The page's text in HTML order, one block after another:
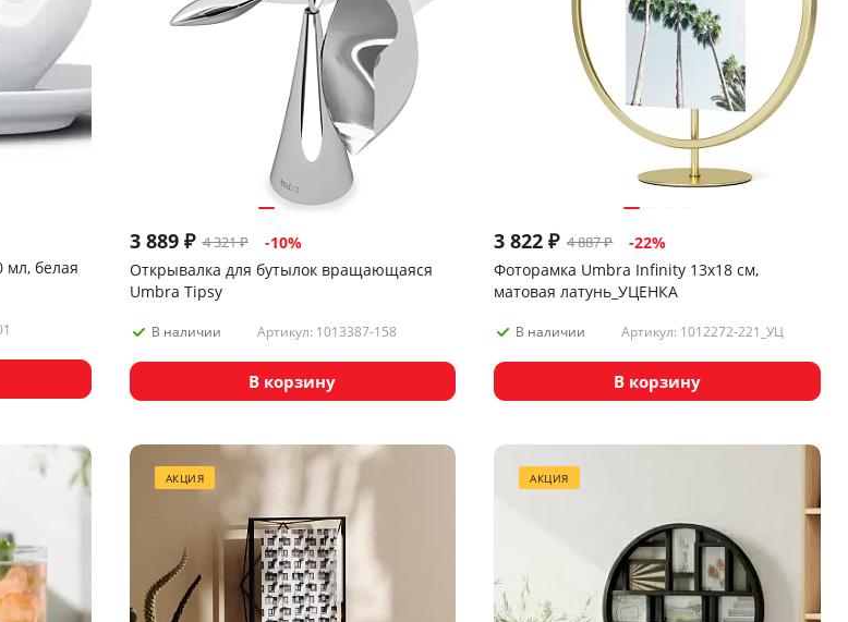
мл, белая
3 889₽ 4 321₽ -10%
Открывалка для бутылок вращающаяся
Umbra Tipsy
В наличии Артикул: 1013387-158
В корзину
3 822 ₽ 4 887₽ -22%
Фоторамка Umbra Infinity 13х18 см,
матовая латунь_УЦЕНКА
В наличии Артикул: 1012272-221_УЦ
В корзину
АКЦИЯ АКЦИЯ